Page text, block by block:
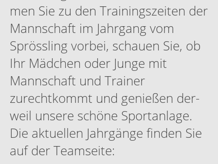
men Sie zu den Train­ingszeit­en der
Mannschaft im Jahrgang vom
Sprössling vor­bei, schauen Sie, ob
Ihr Mäd­chen oder Junge mit
Mannschaft und Train­er
zurechtkommt und genießen der­
weil unsere schöne Sportan­lage.
Die aktuellen Jahrgänge find­en Sie
auf der Teamseite: